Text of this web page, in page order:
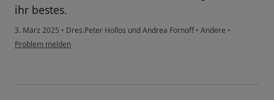
ihr bestes.
3. März 2025 • Dres.Peter Hollos und Andrea Fornoff• Andere •
Problem melden